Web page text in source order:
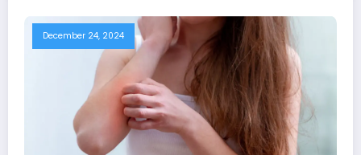
December 24, 2024